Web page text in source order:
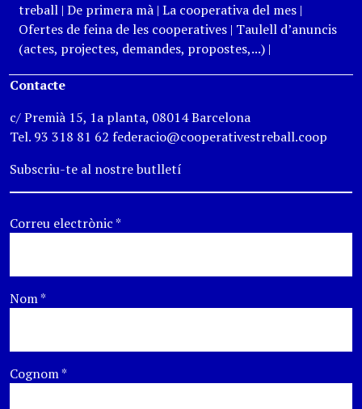
treball| De primera mà| La cooperativa del mes|
Ofertes de feina de les cooperatives| Taulell d’anuncis
(actes, projectes, demandes, propostes,...)|
Contacte
c/ Premià 15, 1a planta, 08014 Barcelona
Tel. 93 318 81 62 federacio@cooperativestreball.coop
Subscriu-te al nostre butlletí
Correu electrònic*
Nom*
Cognom*